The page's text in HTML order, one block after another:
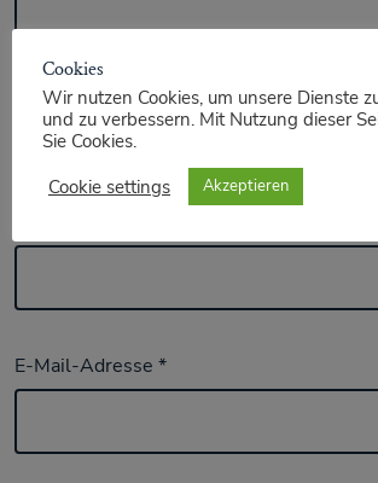
E-Mail-Adresse*
Cookies
Wir nutzen Cookies, um unsere Dienste
und zu verbessern. Mit Nutzung dieser
Sie Cookies.
Cookie settings
Akzeptieren